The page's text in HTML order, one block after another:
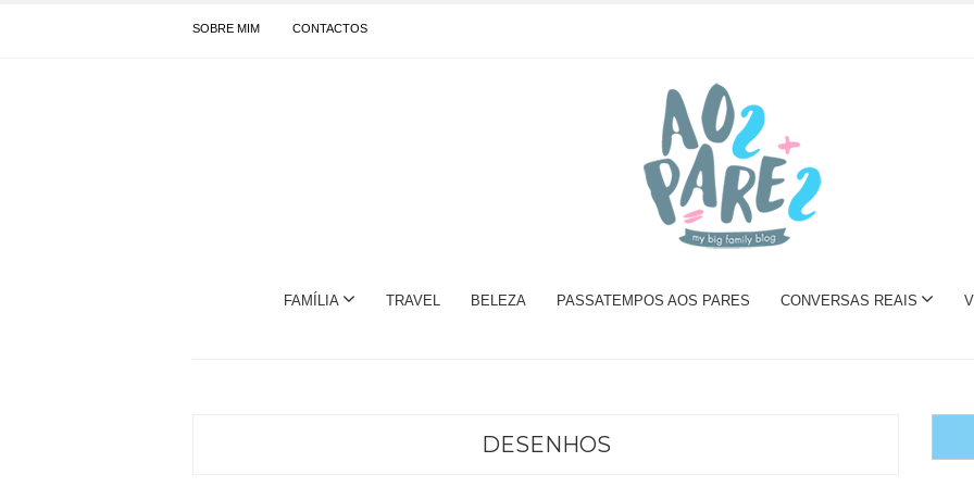
SOBRE MIM CONTACTOS
FAMÍLIA TRAVEL BELEZA PASSATEMPOS AOS PARES CONVERSAS REAIS
DESENHOS